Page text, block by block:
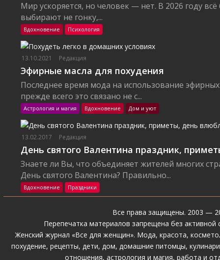
Мир ускоряется, но человек — нет. В 2026 году
выбирают не гонку,...
Вдохновение Психология
13.10.2021 Редакция
Эфирные масла для похудения
Последнее время мода на использование
прежде всего это связано не с...
Астрология и магия Вдохновение Дом и уют
13.02.2017 Редакция
День святого Валентина праздник,
Знаете ли Вы, что объединяет жителей многих
День святого Валентина? Правильно...
Вдохновение Праздники
Все права защищены. 2003 —
Перепечатка материалов запрещена без активной
Женский журнал «Все для женщин». Мода, красота,
похудение, рецепты, дети, дом, домашние питомцы,
отношения, астрология и магия, работа и